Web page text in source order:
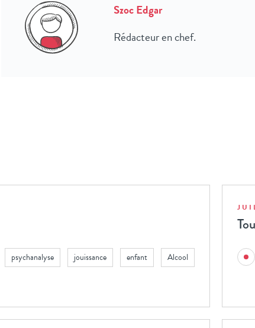
Szoc Edgar
Rédacteur en chef.
Alcool
enfant
jouissance
psychanalyse